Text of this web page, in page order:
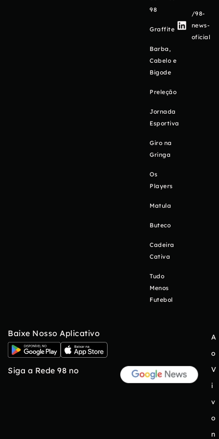
98
Graffite
Barba,
Cabelo e
Bigode
Preleção
Jornada
Esportiva
Giro na
Gringa
Os
Players
Matula
Buteco
Cadeira
Cativa
Tudo
Menos
Futebol
/98-
news-
oficial
Baixe Nosso Aplicativo
Siga a Rede 98 no
A
o
V
i
v
o
n